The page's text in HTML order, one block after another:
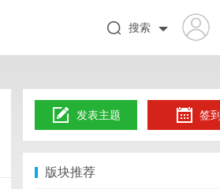
搜索
发表主题 签到
版块推荐